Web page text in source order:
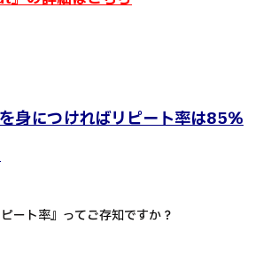
身につければリピート率は85％
ート率』ってご存知ですか？